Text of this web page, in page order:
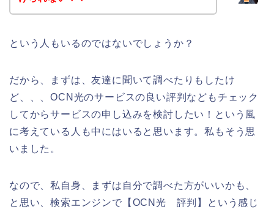
という人もいるのではないでしょうか？
だから、まずは、友達に聞いて調べたりもしたけ
ど、、、OCN光のサービスの良い評判などもチェック
してからサービスの申し込みを検討したい！という風
に考えている人も中にはいると思います。私もそう思
いました。
なので、私自身、まずは自分で調べた方がいいかも、
と思い、検索エンジンで【OCN光 評判】という感じ